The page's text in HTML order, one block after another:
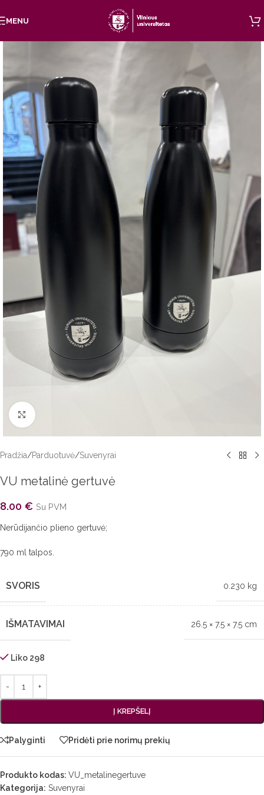
Skip to main content
MENU
Click to enlarge
Pradžia/Parduotuvė/Suvenyrai
VU metalinė gertuvė
8.00 € Su PVM
Nerūdijančio plieno gertuvė;
790 ml talpos.
SVORIS 0.230 kg
IŠMATAVIMAI 26.5 × 7.5 × 7.5 cm
Liko 298
Į KREPŠELĮ
Palyginti Pridėti prie norimų prekių
Produkto kodas: VU_metalinegertuve
Kategorija: Suvenyrai